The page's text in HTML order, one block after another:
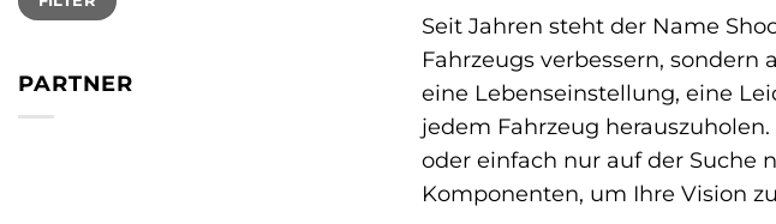
PARTNER
Seit Jahren steht der Name
Fahrzeugs verbessern,
eine Lebenseinstellung, eine
jedem Fahrzeug
oder einfach nur auf der Suche
Komponenten, um Ihre Vision